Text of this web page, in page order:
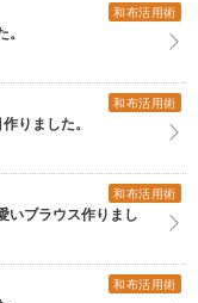
和布活用術
和布活用術
りました。
和布活用術
いブラウス作りまし
和布活用術